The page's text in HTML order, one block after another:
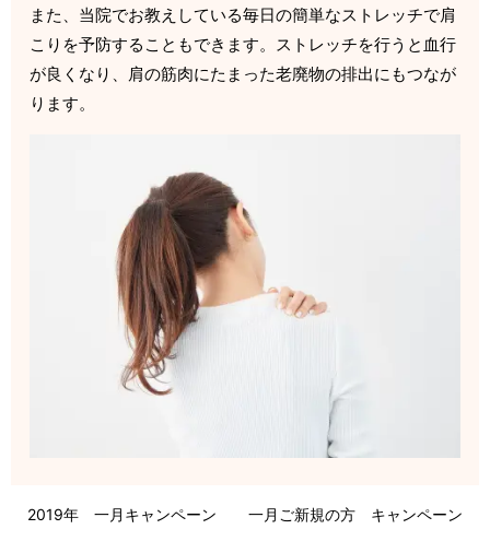
また、当院でお教えしている毎日の簡単なストレッチで肩
こりを予防することもできます。ストレッチを行うと血行
が良くなり、肩の筋肉にたまった老廃物の排出にもつなが
ります。
2019年 一月キャンペーン 一月ご新規の方 キャンペーン